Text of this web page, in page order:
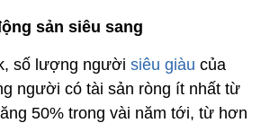
sản siêu sang
số lượng người siêu giàu của
người có tài sản ròng ít nhất từ
50% trong vài năm tới, từ hơn